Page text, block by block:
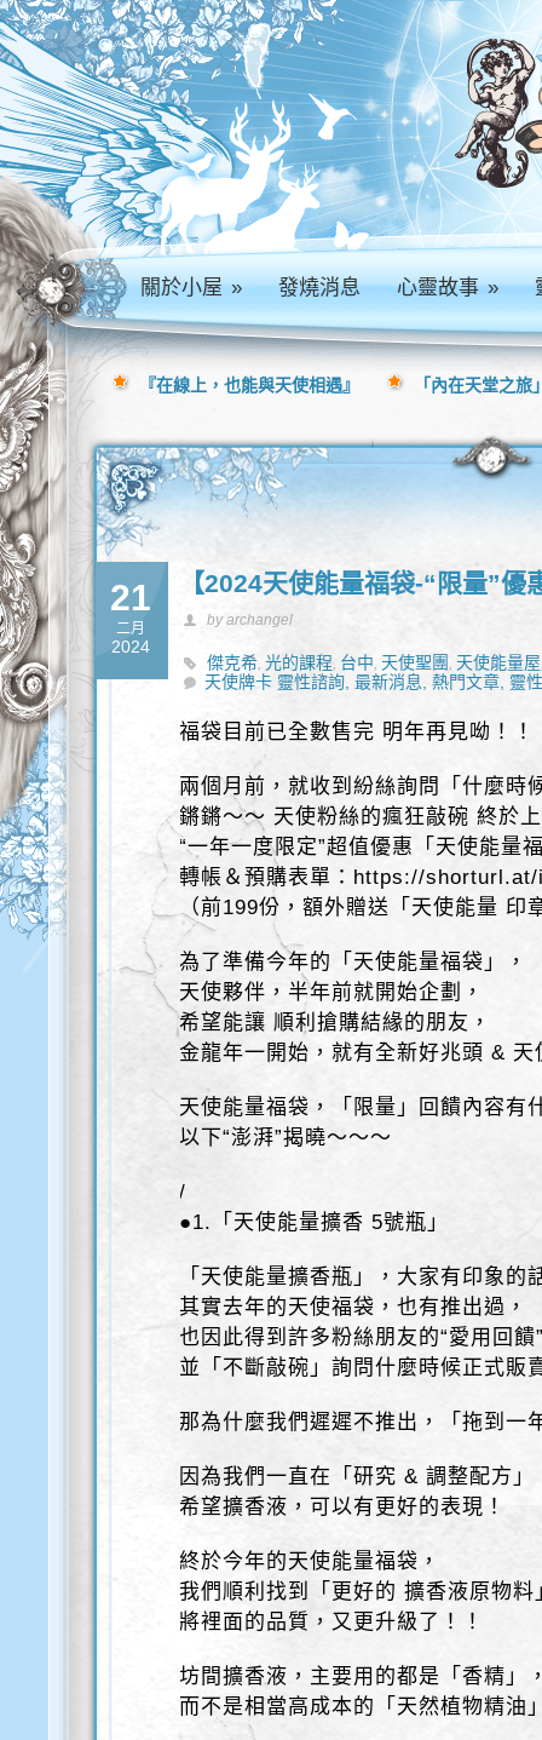
關於小屋» 發燒消息 心靈故事»
21
二月
2024
【2024天使能量福袋-“限量”優
by archangel
傑克希,光的課程, 台中, 天使聖團, 天使能量屋
天使牌卡 靈性諮詢,最新消息,熱門文章, 靈
福袋目前已全數售完 明年再見呦！！
兩個月前，就收到紛絲詢問「什麼時
鏘鏘～～ 天使粉絲的瘋狂敲碗 終於
“一年一度限定”超值優惠「天使能量
轉帳＆預購表單：https://
（前199份，額外贈送「天使能量 印
為了準備今年的「天使能量福袋」，
天使夥伴，半年前就開始企劃，
希望能讓 順利搶購結緣的朋友，
金龍年一開始，就有全新好兆頭 & 天
天使能量福袋，「限量」回饋內容有
以下“澎湃”揭曉～～～
/
●1.「天使能量擴香 5號瓶」
「天使能量擴香瓶」，大家有印象的
其實去年的天使福袋，也有推出過，
也因此得到許多粉絲朋友的“愛用回饋
並「不斷敲碗」詢問什麼時候正式販
那為什麼我們遲遲不推出，「拖到一
因為我們一直在「研究 & 調整配方」
希望擴香液，可以有更好的表現！
終於今年的天使能量福袋，
我們順利找到「更好的 擴香液原物料
將裡面的品質，又更升級了！！
坊間擴香液，主要用的都是「香精」
而不是相當高成本的「天然植物精油
『在線上，也能與天使相遇』 「內在天堂之